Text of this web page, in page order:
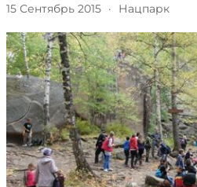
15 Сентябрь 2015 · Нацпарк